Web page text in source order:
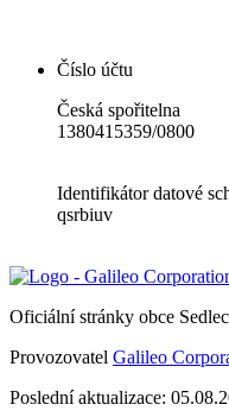
Číslo účtu
Česká spořitelna
1380415359/0800
Identifikátor datové
qsrbiuv
Oficiální stránky obce
Provozovatel Galileo
Poslední aktualizace: